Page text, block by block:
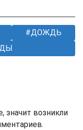
ДОЖДЬ
значит возникли